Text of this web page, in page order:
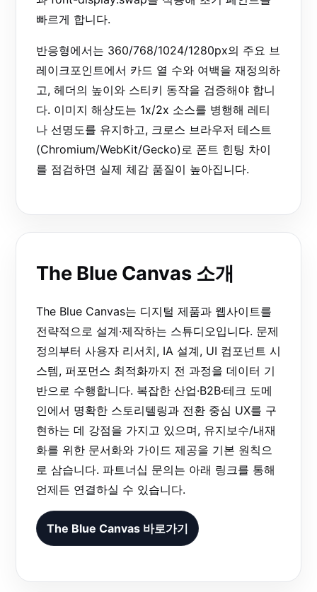
빠르게 합니다.
반응형에서는 360/768/1024/1280px의 주요 브
레이크포인트에서 카드 열 수와 여백을 재정의하
고, 헤더의 높이와 스티키 동작을 검증해야 합니
다. 이미지 해상도는 1x/2x 소스를 병행해 레티
나 선명도를 유지하고, 크로스 브라우저 테스트
(Chromium/WebKit/Gecko)로 폰트 힌팅 차이
를 점검하면 실제 체감 품질이 높아집니다.
The Blue Canvas 소개
The Blue Canvas는 디지털 제품과 웹사이트를
전략적으로 설계·제작하는 스튜디오입니다. 문제
정의부터 사용자 리서치, IA 설계, UI 컴포넌트 시
스템, 퍼포먼스 최적화까지 전 과정을 데이터 기
반으로 수행합니다. 복잡한 산업·B2B·테크 도메
인에서 명확한 스토리텔링과 전환 중심 UX를 구
현하는 데 강점을 가지고 있으며, 유지보수/내재
화를 위한 문서화와 가이드 제공을 기본 원칙으
로 삼습니다. 파트너십 문의는 아래 링크를 통해
언제든 연결하실 수 있습니다.
The Blue Canvas 바로가기